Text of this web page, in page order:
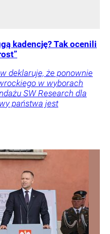
kadencję? Tak ocenili
deklaruje, że ponownie
w wyborach
SW Research dla
państwa jest